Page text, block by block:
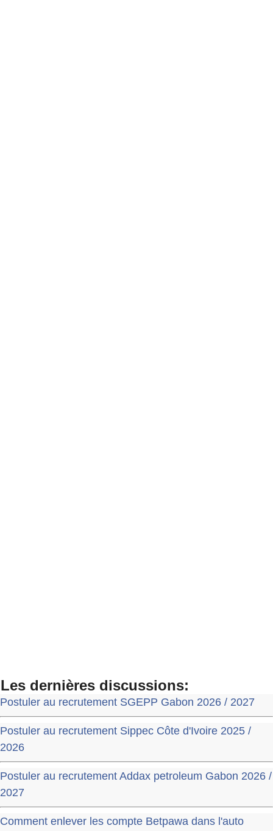
Les dernières discussions:
Postuler au recrutement SGEPP Gabon 2026 / 2027
Postuler au recrutement Sippec Côte d'Ivoire 2025 /
2026
Postuler au recrutement Addax petroleum Gabon 2026 /
2027
Comment enlever les compte Betpawa dans l'auto